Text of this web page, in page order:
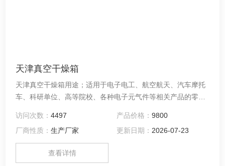
天津真空干燥箱
天津真空干燥箱用途；适用于电子电工、航空航天、汽车摩托
车、科研单位、高等院校、各种电子元气件等相关产品的零部
验，检测其各性能指标。
访问次数：4497 产品价格： 9800
厂商性质：生产厂家 更新日期： 2026-07-23
查看详情